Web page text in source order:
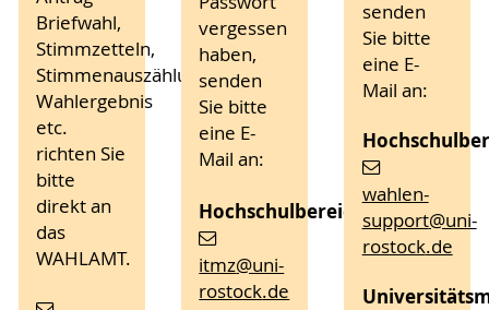
Briefwahl,
Stimmzetteln,
Stimmenauszählung,
Wahlergebnis
etc.
richten Sie
bitte
direkt an
das
WAHLAMT.
vergessen
haben,
senden
Sie bitte
eine E-
Mail an:
Hochschulbereich:
itmz@uni-
rostock.de
senden
Sie bitte
eine E-
Mail an:
wahlen-
support@uni-
rostock.de